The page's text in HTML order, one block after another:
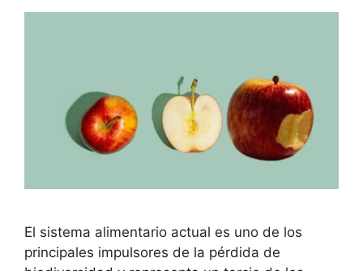
El sistema alimentario actual es uno de los
principales impulsores de la pérdida de